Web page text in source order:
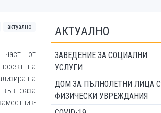
актуално
част от
на
на
фаза
АКТУАЛНО
ЗАВЕДЕНИЕ ЗА СОЦИАЛНИ
УСЛУГИ
ДОМ ЗА ПЪЛНОЛЕТНИ ЛИЦА С
ФИЗИЧЕСКИ УВРЕЖДАНИЯ